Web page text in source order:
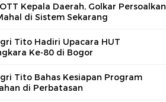
Kepala Daerah, Golkar Persoalkan
di Sistem Sekarang
Tito Hadiri Upacara HUT
Ke-80 di Bogor
Tito Bahas Kesiapan Program
di Perbatasan